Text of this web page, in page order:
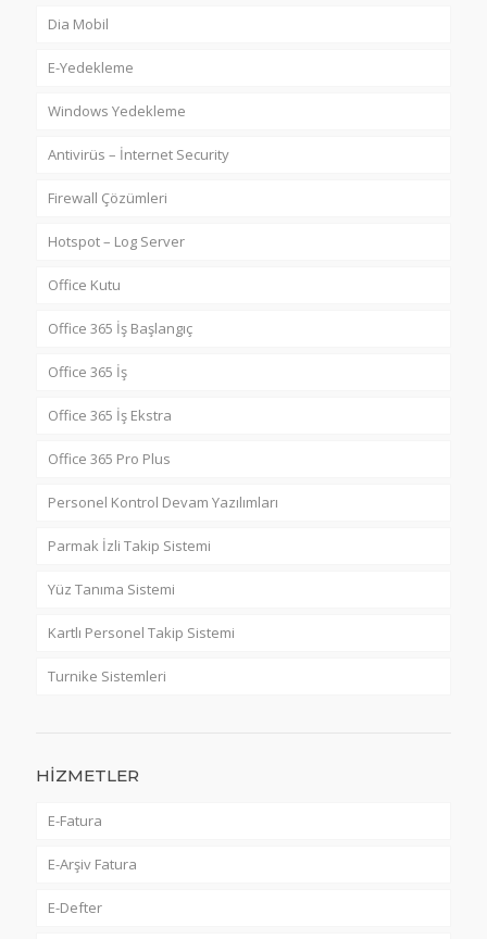
Dia Mobil
E-Yedekleme
Windows Yedekleme
Antivirüs – İnternet Security
Firewall Çözümleri
Hotspot – Log Server
Office Kutu
Office 365 İş Başlangıç
Office 365 İş
Office 365 İş Ekstra
Office 365 Pro Plus
Personel Kontrol Devam Yazılımları
Parmak İzli Takip Sistemi
Yüz Tanıma Sistemi
Kartlı Personel Takip Sistemi
Turnike Sistemleri
HİZMETLER
E-Fatura
E-Arşiv Fatura
E-Defter